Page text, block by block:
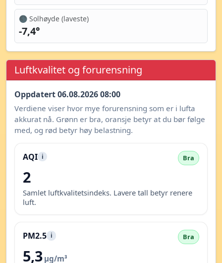
🌑 Solhøyde (laveste)
-7,4°
Luftkvalitet og forurensning
Oppdatert 06.08.2026 08:00
Verdiene viser hvor mye forurensning som er i lufta
akkurat nå. Grønn er bra, oransje betyr at du bør følge
med, og rød betyr høy belastning.
AQI i Bra
2
Samlet luftkvalitetsindeks. Lavere tall betyr renere
luft.
PM2.5 i Bra
5,3 µg/m³